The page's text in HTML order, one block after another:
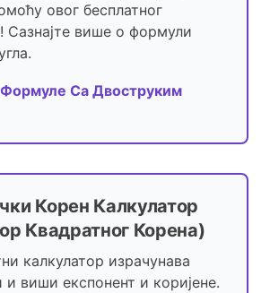
овог бесплатног
Сазнајте више о формули
Формуле Са Двоструким
Корен Калкулатор
Квадратног Корена)
калкулатор израчунава
и виши експонент и коријене.